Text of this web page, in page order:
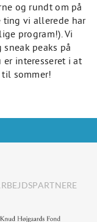
og rundt om på
ting vi allerede har
program!). Vi
peaks på
er interesseret i at
til sommer!